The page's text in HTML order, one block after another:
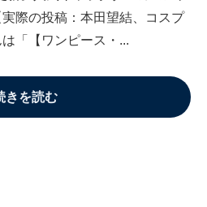
際の投稿：本田望結、コスプ
「【ワンピース・...
きを読む